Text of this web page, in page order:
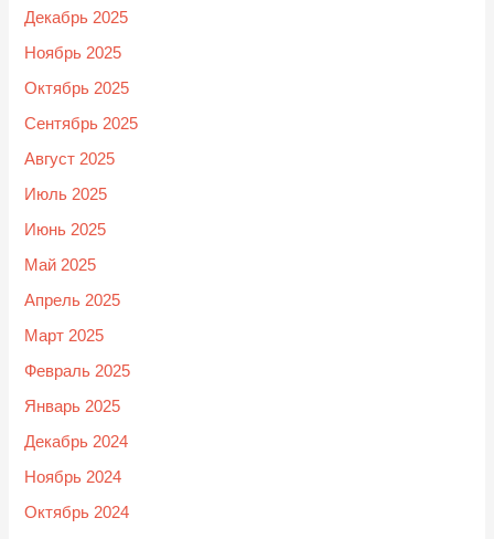
Декабрь 2025
Ноябрь 2025
Октябрь 2025
Сентябрь 2025
Август 2025
Июль 2025
Июнь 2025
Май 2025
Апрель 2025
Март 2025
Февраль 2025
Январь 2025
Декабрь 2024
Ноябрь 2024
Октябрь 2024